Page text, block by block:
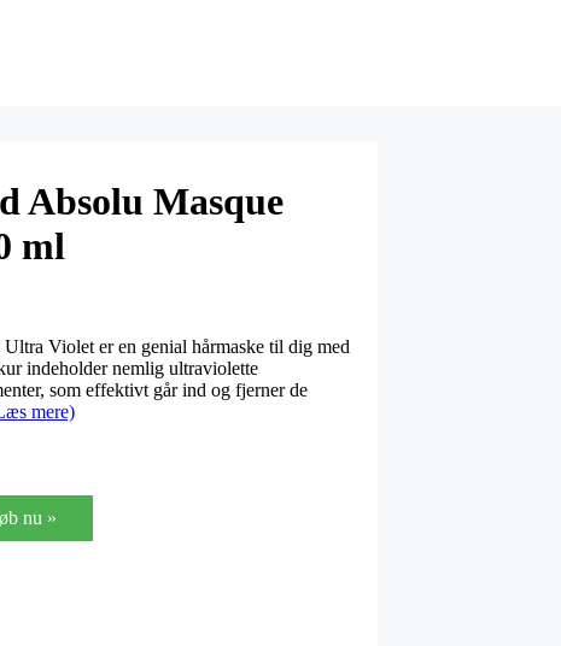
Absolu Masque
ml
Violet er en genial hårmaske til dig med
indeholder nemlig ultraviolette
som effektivt går ind og fjerner de
mere)
nu »